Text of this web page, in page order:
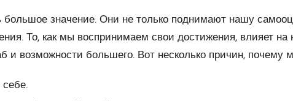
значение. Они не только поднимают нашу
То, как мы воспринимаем свои достижения, влияет
возможности большего. Вот несколько причин, почему
себе.